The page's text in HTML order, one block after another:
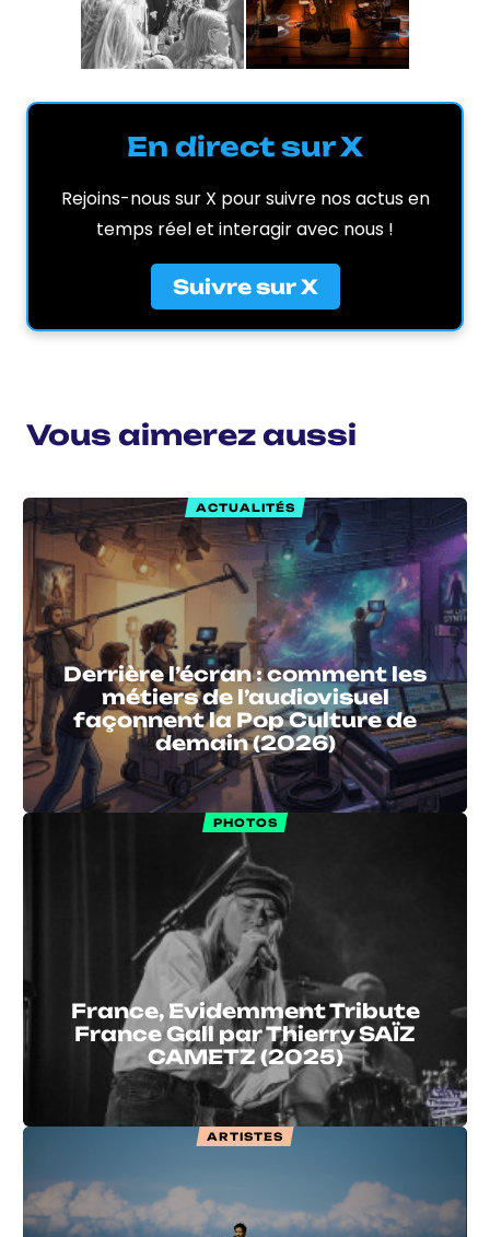
En direct sur X
Rejoins-nous sur X pour suivre nos actus en
temps réel et interagir avec nous !
Suivre sur X
Vous aimerez aussi
ACTUALITÉS
Derrière l’écran : comment les
métiers de l’audiovisuel
façonnent la Pop Culture de
demain (2026)
PHOTOS
France, Evidemment Tribute
France Gall par Thierry SAÏZ
CAMETZ (2025)
ARTISTES